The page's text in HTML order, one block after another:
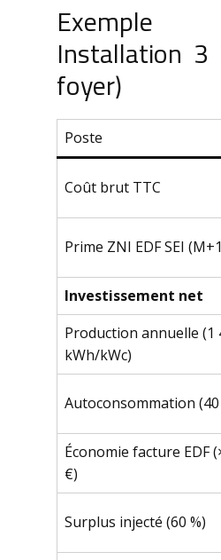
Installation
foyer)
Poste
Coût brut TTC
Prime ZNI EDF SEI
Investissement net
Production annuelle (1
kWh/kWc)
Autoconsommation (40
Économie facture EDF
€)
Surplus injecté (60 %)